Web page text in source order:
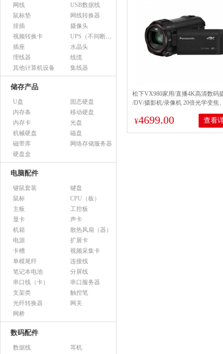
网线
USB数据线
鼠标垫
网线转换器
排插
摄像头
视频转换卡
UPS（不间断电源）
插座
水晶头
理线器
线缆
其他计算机设备
集线器
储存产品
U盘
固态硬盘
内存条
移动硬盘
内存卡
光盘
机械硬盘
磁盘
磁带库
网络存储服务器
硬盘盒
电脑配件
键鼠套装
键盘
鼠标
CPU（板）
主板
工控板
显卡
声卡
机箱
散热风扇（器）
电源
扩展卡
卡槽
视频采集卡
单模尾纤
连接线
笔记本电池
分屏线
串口线（卡）
串口服务器
支架类
触控笔
光纤转换器
网关
网桥
数码配件
数据线
耳机
松下VX980家用/直播4K高清数码
/DV/摄影机/录像机 20倍光学变焦
¥4699.00 查看